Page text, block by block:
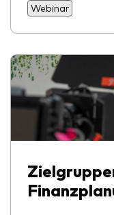
Webinar